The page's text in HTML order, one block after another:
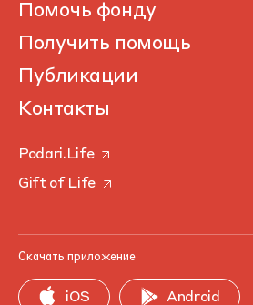
Помочь фонду
Получить помощь
Публикации
Контакты
Podari.Life
Gift of Life
Скачать приложение
iOS Android